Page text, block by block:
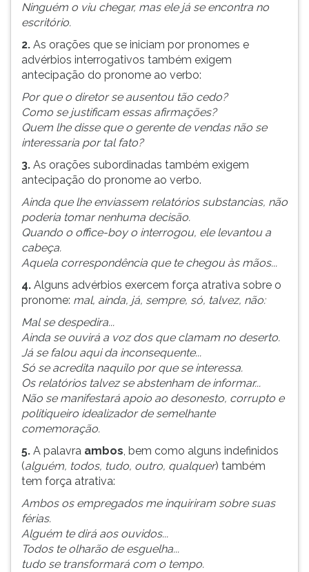
direita
menu
principal
pressione
tecla
depois
Pressione
ouvir
essa
instrução
novamente.
Ninguém o viu chegar, mas ele já se encontra no
escritório.
2. As orações que se iniciam por pronomes e
advérbios interrogativos também exigem
antecipação do pronome ao verbo:
Por que o diretor se ausentou tão cedo?
Como se justificam essas afirmações?
Quem lhe disse que o gerente de vendas não se
interessaria por tal fato?
3. As orações subordinadas também exigem
antecipação do pronome ao verbo.
Ainda que lhe enviassem relatórios substancias, não
poderia tomar nenhuma decisão.
Quando o office-boy o interrogou, ele levantou a
cabeça.
Aquela correspondência que te chegou às mãos...
4. Alguns advérbios exercem força atrativa sobre o
pronome: mal, ainda, já, sempre, só, talvez, não:
Mal se despedira...
Ainda se ouvirá a voz dos que clamam no deserto.
Já se falou aqui da inconsequente...
Só se acredita naquilo por que se interessa.
Os relatórios talvez se abstenham de informar...
Não se manifestará apoio ao desonesto, corrupto e
politiqueiro idealizador de semelhante
comemoração.
5. A palavra ambos, bem como alguns indefinidos
(alguém, todos, tudo, outro, qualquer) também
tem força atrativa:
Ambos os empregados me inquiriram sobre suas
férias.
Alguém te dirá aos ouvidos...
Todos te olharão de esguelha...
tudo se transformará com o tempo.